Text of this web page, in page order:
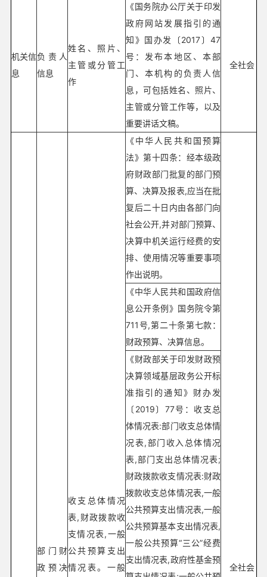
机关信
息
负责人
信息
姓名、照片、
主管或分管工
作
《国务院办公厅关于印发
政府网站发展指引的通
知》国办发〔2017〕47
号：发布本地区、本部
门、本机构的负责人信
息，可包括姓名、照片、
主管或分管工作等，以及
重要讲话文稿。
全社会
部门财
政预决
收支总体情况
表,财政拨款收
支情况表,一般
公共预算支出
情况表。一般
《中华人民共和国预算
法》第十四条：经本级政
府财政部门批复的部门预
算、决算及报表,应当在批
复后二十日内由各部门向
社会公开,并对部门预算、
决算中机关运行经费的安
排、使用情况等重要事项
作出说明。
全社会
《中华人民共和国政府信
息公开条例》国务院令第
711号,第二十条第七款：
财政预算、决算信息。
《财政部关于印发财政预
决算领域基层政务公开标
准指引的通知》财办发
〔2019〕77号：收支总
体情况表:部门收支总体情
况表,部门收入总体情况
表,部门支出总体情况表;
财政拨款收支情况表:财政
拨款收支总体情况表,一般
公共预算支出情况表,一般
公共预算基本支出情况表,
一般公共预算“三公”经费
支出情况表,政府性基金预